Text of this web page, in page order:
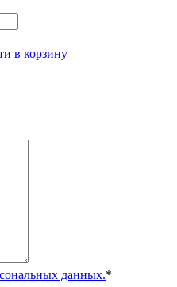
в корзину
данных.*